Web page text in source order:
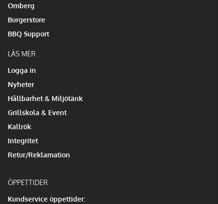
Omberg
Burgerstore
BBQ Support
LÄS MER
Logga in
Nyheter
Hållbarhet & Miljötänk
Grillskola & Event
Kallrök
Integritet
Retur/Reklamation
ÖPPETTIDER
Kundservice öppettider: